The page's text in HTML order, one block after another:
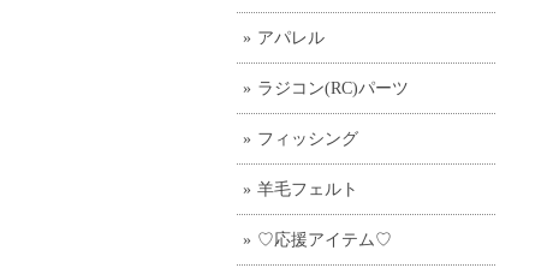
アパレル
ラジコン(RC)パーツ
フィッシング
羊毛フェルト
♡応援アイテム♡